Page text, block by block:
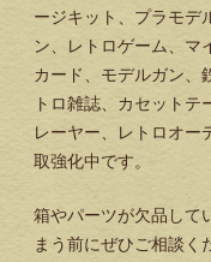
ージキット、プラモデ
ン、レトロゲーム、マ
カード、モデルガン、
トロ雑誌、カセット
レーヤー、レトロオー
取強化中です。
箱やパーツが欠品して
まう前にぜひご相談く